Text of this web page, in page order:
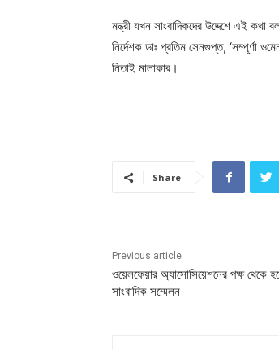
মন্ত্রী যখন সাংবাদিকদের উদ্দেশে এই কথা
নির্দেশক ডাঃ প্রতিম সেনগুপ্ত, ‘সম্পূর্ণা
নিতাই মালাকার।
Share
Previous article
ওয়েলফেয়ার অ্যাসোসিয়েশনের পক্ষ থেকে
সাংবাদিক সম্মেলন